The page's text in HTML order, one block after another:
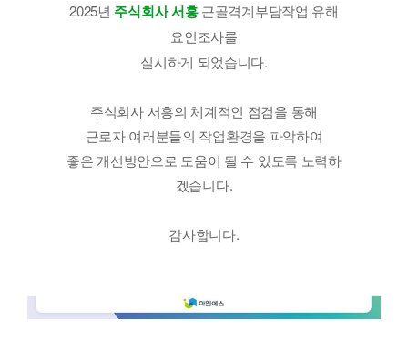
2025년 주식회사 서흥근골격계부담작업 유해
요인조사를
실시하게 되었습니다.
주식회사 서흥의 체계적인 점검을 통해
근로자 여러분들의 작업환경을 파악하여
좋은 개선방안으로 도움이 될 수 있도록 노력하
겠습니다.
감사합니다.